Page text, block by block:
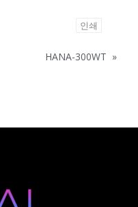
인쇄
HANA-300WT »